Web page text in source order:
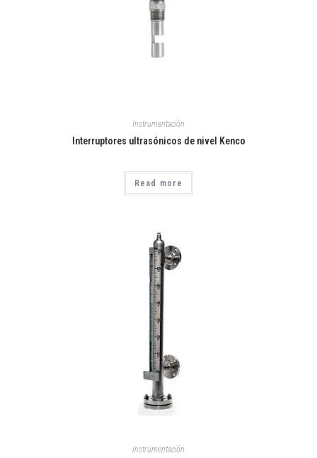
Instrumentación
Interruptores ultrasónicos de nivel Kenco
Read more
Instrumentación